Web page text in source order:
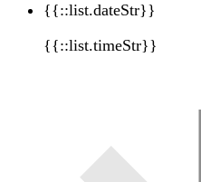
{{::list.dateStr}}
{{::list.timeStr}}